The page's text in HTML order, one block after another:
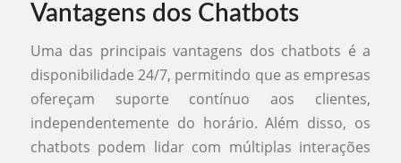
Vantagens dos Chatbots
Uma das principais vantagens dos chatbots é a
disponibilidade 24/7, permitindo que as empresas
ofereçam suporte contínuo aos clientes,
independentemente do horário. Além disso, os
chatbots podem lidar com múltiplas interações